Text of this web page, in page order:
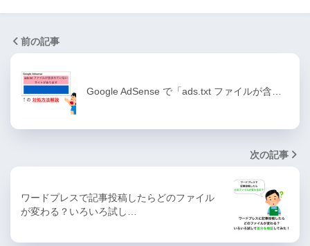
前の記事
Google AdSense で「ads.txt ファイルが含…
次の記事
ワードプレスで記事投稿したらどのファイル
が変わる？いろいろ試し…